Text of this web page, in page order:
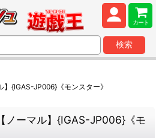
カート
検索
】{IGAS-JP006}《モンスター》
ノーマル】{IGAS-JP006}《モ